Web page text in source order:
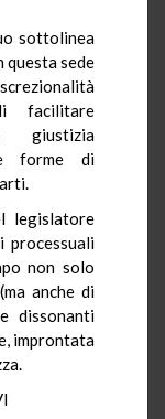
sottolinea
sede
facilitare
giustizia
forme di
legislatore
processuali
non solo
anche di
dissonanti
improntata